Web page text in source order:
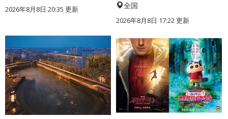
2026年8月8日 20:35 更新 全国
2026年8月8日 17:22更新